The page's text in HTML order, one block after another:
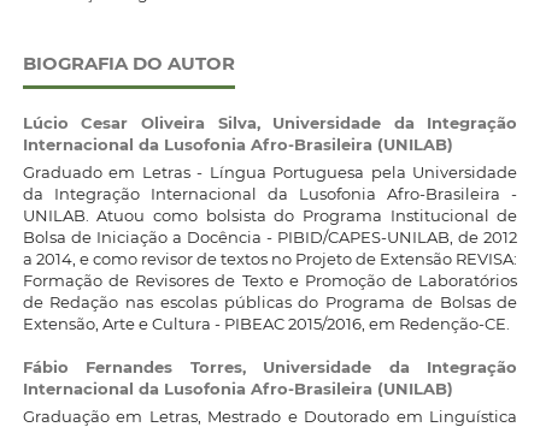
BIOGRAFIA DO AUTOR
Lúcio Cesar Oliveira Silva, Universidade da Integração
Internacional da Lusofonia Afro-Brasileira (UNILAB)
Graduado em Letras - Língua Portuguesa pela Universidade
da Integração Internacional da Lusofonia Afro-Brasileira -
UNILAB. Atuou como bolsista do Programa Institucional de
Bolsa de Iniciação a Docência - PIBID/CAPES-UNILAB, de 2012
a 2014, e como revisor de textos no Projeto de Extensão REVISA:
Formação de Revisores de Texto e Promoção de Laboratórios
de Redação nas escolas públicas do Programa de Bolsas de
Extensão, Arte e Cultura - PIBEAC 2015/2016, em Redenção-CE.
Fábio Fernandes Torres, Universidade da Integração
Internacional da Lusofonia Afro-Brasileira (UNILAB)
Graduação em Letras, Mestrado e Doutorado em Linguística